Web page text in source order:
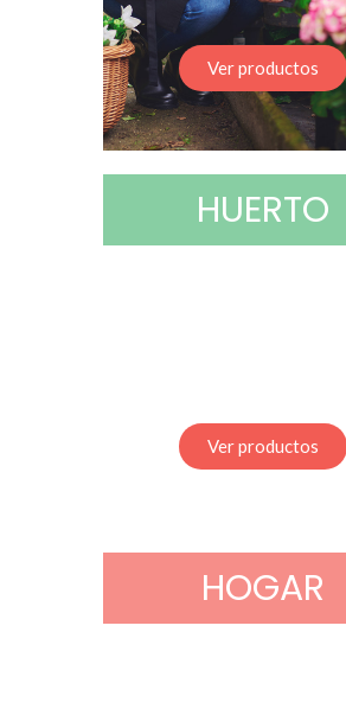
Ver productos
HUERTO
Ver productos
HOGAR